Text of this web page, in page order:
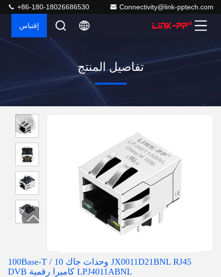
Connectivity@link-pptech.com
+86-180-18026686530
إقتباس
تفاصيل المنتج
JX0011D21BNL RJ45 وحدات جاك 10 / 100Base-T
LPJ4011ABNL كاميرا رقمية DVB